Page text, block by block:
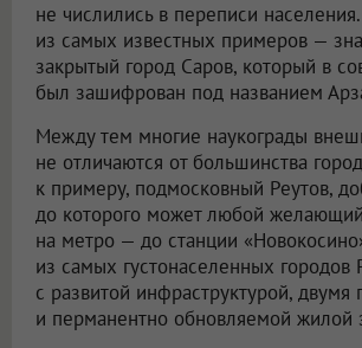
не числились в переписи
из самых известных примеров —
закрытый город Саров, который в
был зашифрован под названием
Между тем многие наукограды
не отличаются от большинства
к примеру, подмосковный Реутов,
до которого может любой
на метро — до станции
из самых густонаселенных городов
с развитой инфраструктурой, двумя
и перманентно обновляемой жилой